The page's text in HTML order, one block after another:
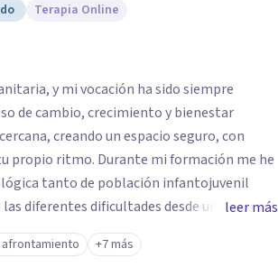
Terapia Online
y mi vocación ha sido siempre
de cambio, crecimiento y bienestar
creando un espacio seguro, con
propio ritmo. Durante mi formación me he
tanto de población infantojuvenil
diferentes dificultades desde una
vital. Entiendo cada proceso
a las necesidades,
leer más
+7 más